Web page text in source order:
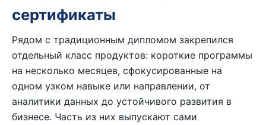
сертификаты
Рядом с традиционным дипломом закрепился
отдельный класс продуктов: короткие программы
на несколько месяцев, сфокусированные на
одном узком навыке или направлении, от
аналитики данных до устойчивого развития в
бизнесе. Часть из них выпускают сами